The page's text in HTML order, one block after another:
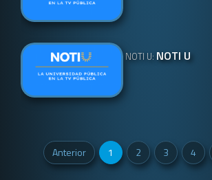
NOTI U: NOTI U
Anterior 1 2 3 4